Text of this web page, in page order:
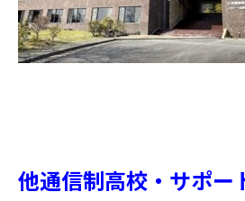
他通信制高校・サポー